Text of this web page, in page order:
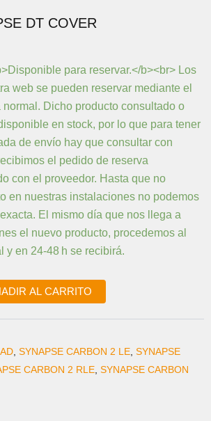
DT COVER
para reservar.</b><br> Los
web se pueden reservar mediante el
normal. Dicho producto consultado o
en stock, por lo que para tener
de envío hay que consultar con
el pedido de reserva
con el proveedor. Hasta que no
en nuestras instalaciones no podemos
El mismo día que nos llega a
el nuevo producto, procedemos al
y en 24-48 h se recibirá.
AL CARRITO
SYNAPSE CARBON 2 LE SYNAPSE
CARBON 2 RLE SYNAPSE CARBON